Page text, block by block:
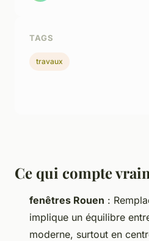
Ce qui compte
fenêtres Rouen :
implique un équilibre
moderne, surtout en
TAGS
travaux